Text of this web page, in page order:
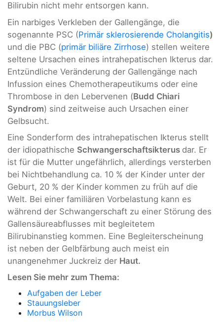
Bilirubin nicht mehr entsorgen kann.
Ein narbiges Verkleben der Gallengänge, die
sogenannte PSC (Primär sklerosierende Cholangitis)
und die PBC (primär biliäre Zirrhose) stellen weitere
seltene Ursachen eines intrahepatischen Ikterus dar.
Entzündliche Veränderung der Gallengänge nach
Infussion eines Chemotherapeutikums oder eine
Thrombose in den Lebervenen (Budd Chiari
Syndrom) sind zeitweise auch Ursachen einer
Gelbsucht.
Eine Sonderform des intrahepatischen Ikterus stellt
der idiopathische Schwangerschaftsikterus dar. Er
ist für die Mutter ungefährlich, allerdings versterben
bei Nichtbehandlung ca. 10 % der Kinder unter der
Geburt, 20 % der Kinder kommen zu früh auf die
Welt. Bei einer familiären Vorbelastung kann es
während der Schwangerschaft zu einer Störung des
Gallensäureabflusses mit begleitetem
Bilirubinanstieg kommen. Eine Begleiterscheinung
ist neben der Gelbfärbung auch meist ein
unangenehmer Juckreiz der Haut.
Lesen Sie mehr zum Thema:
Aufgaben der Leber
Stauungsleber
Morbus Wilson